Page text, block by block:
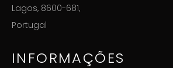
Lagos, 8600-681,
Portugal
INFORMAÇÕES